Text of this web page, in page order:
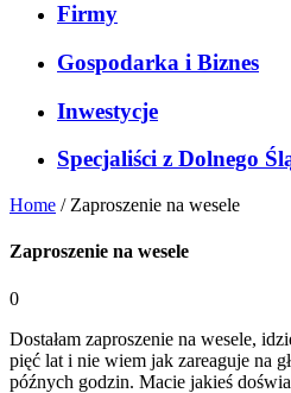
Firmy
Gospodarka i Biznes
Inwestycje
Specjaliści z Dolnego
Home / Zaproszenie na wesele
Zaproszenie na wesele
0
Dostałam zaproszenie na wesele,
pięć lat i nie wiem jak zareaguje na
późnych godzin. Macie jakieś